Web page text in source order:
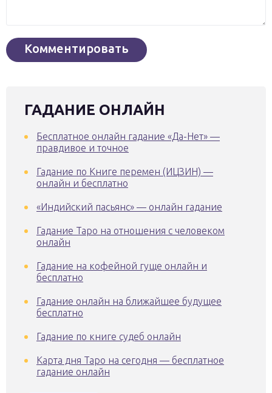
ГАДАНИЕ ОНЛАЙН
Бесплатное онлайн гадание «Да-Нет» —
правдивое и точное
Гадание по Книге перемен (ИЦЗИН) —
онлайн и бесплатно
«Индийский пасьянс» — онлайн гадание
Гадание Таро на отношения с человеком
онлайн
Гадание на кофейной гуще онлайн и
бесплатно
Гадание онлайн на ближайшее будущее
бесплатно
Гадание по книге судеб онлайн
Карта дня Таро на сегодня — бесплатное
гадание онлайн